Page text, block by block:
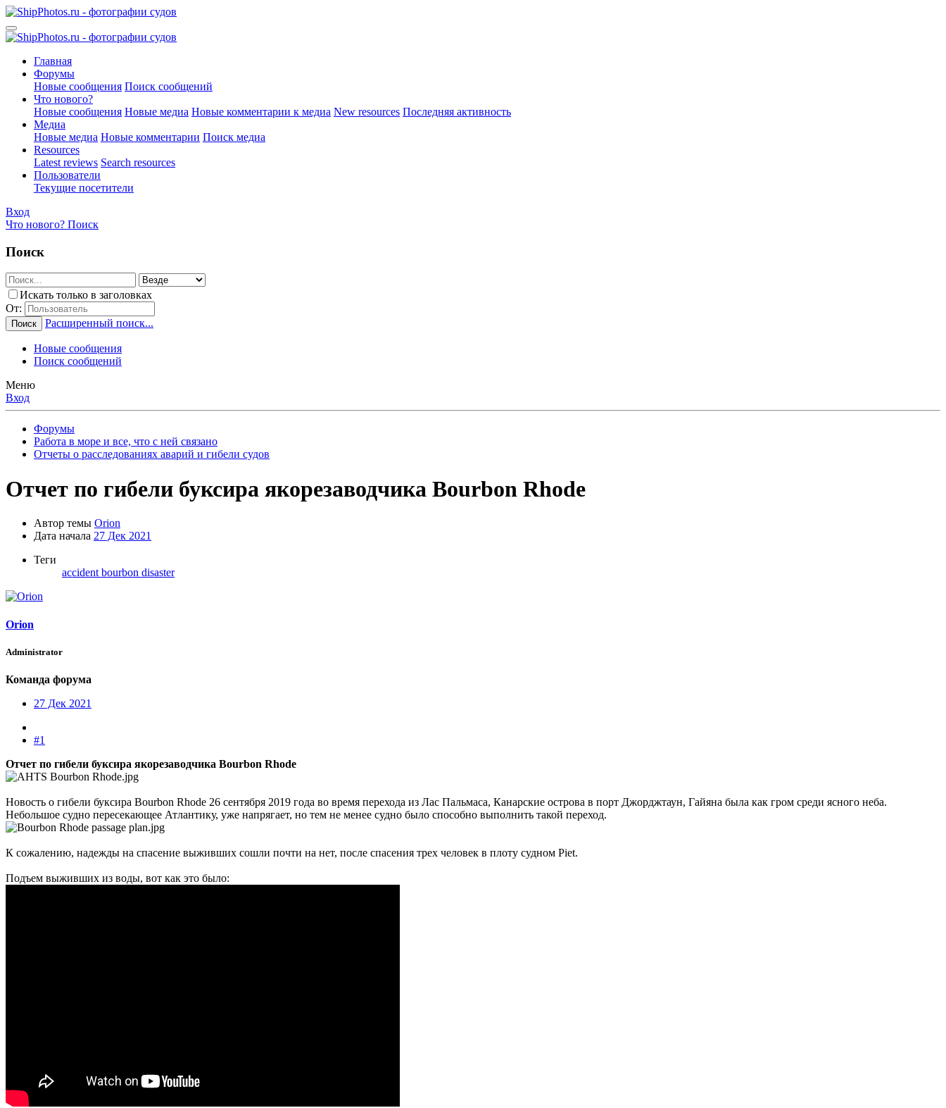
Главная
Форумы
Новые сообщения Поиск сообщений
Что нового?
Новые сообщения Новые медиа Новые комментарии к медиа New resources Последняя активность
Медиа
Новые медиа Новые комментарии Поиск медиа
Resources
Latest reviews Search resources
Пользователи
Текущие посетители
Вход
Что нового? Поиск
Поиск
Искать только в заголовках
От:
Поиск Расширенный поиск...
Новые сообщения
Поиск сообщений
Меню
Вход
Форумы
Работа в море и все, что с ней связано
Отчеты о расследованиях аварий и гибели судов
Отчет по гибели буксира якорезаводчика Bourbon Rhode
Автор темы Orion
Дата начала 27 Дек 2021
Теги
accident bourbon disaster
Orion
Administrator
Команда форума
27 Дек 2021
#1
Отчет по гибели буксира якорезаводчика Bourbon Rhode
Новость о гибели буксира Bourbon Rhode 26 сентября 2019 года во время перехода из Лас Пальмаса, Канарские острова в порт Джорджтаун, Гайяна была как гром среди ясного неба.
Небольшое судно пересекающее Атлантику, уже напрягает, но тем не менее судно было способно выполнить такой переход.
К сожалению, надежды на спасение выживших сошли почти на нет, после спасения трех человек в плоту судном Piet.
Подъем выживших из воды, вот как это было: